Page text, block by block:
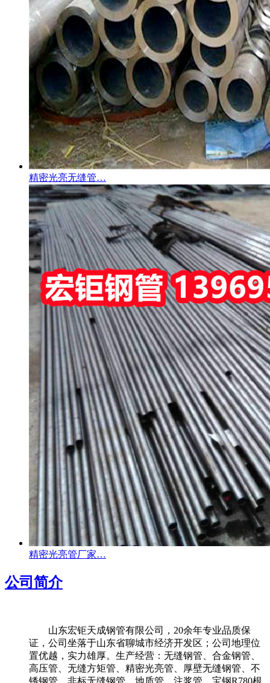
精密光亮无缝管…
精密光亮管厂家…
公司简介
山东宏钜天成钢管有限公司，20余年专业品质保
证，公司坐落于山东省聊城市经济开发区；公司地理位
置优越，实力雄厚。生产经营：无缝钢管、合金钢管、
高压管、无缝方矩管、精密光亮管、厚壁无缝钢管、不